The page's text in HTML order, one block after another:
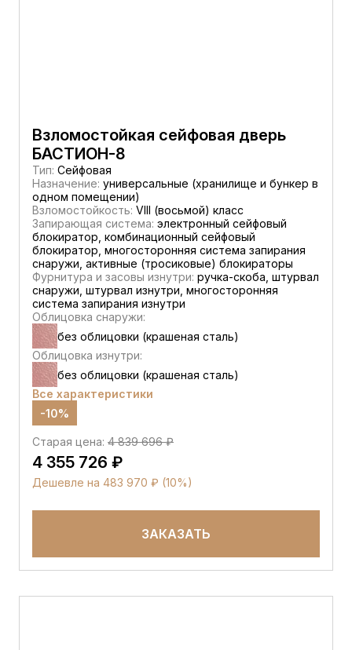
Взломостойкая сейфовая дверь
БАСТИОН-8
Тип: Сейфовая
Назначение: универсальные (хранилище и бункер в
одном помещении)
Взломостойкость: VIII (восьмой) класс
Запирающая система: электронный сейфовый
блокиратор, комбинационный сейфовый
блокиратор, многосторонняя система запирания
снаружи, активные (тросиковые) блокираторы
Фурнитура и засовы изнутри: ручка-скоба, штурвал
снаружи, штурвал изнутри, многосторонняя
система запирания изнутри
Облицовка снаружи:
без облицовки (крашеная сталь)
Облицовка изнутри:
без облицовки (крашеная сталь)
Все характеристики
-10%
Старая цена: 4 839 696 ₽
4 355 726 ₽
Дешевле на 483 970 ₽ (10%)
ЗАКАЗАТЬ